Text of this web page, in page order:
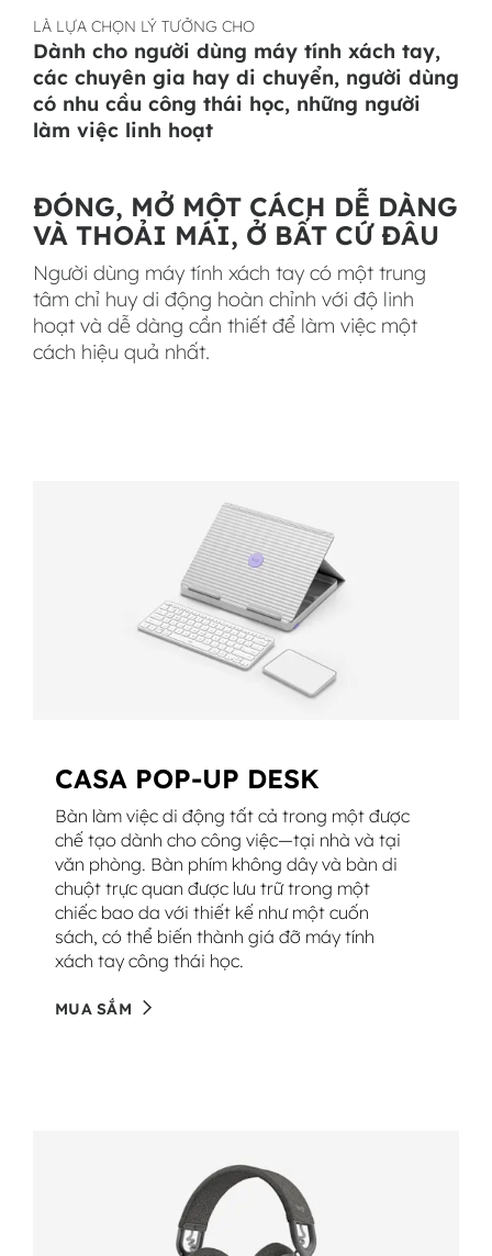
LÀ LỰA CHỌN LÝ TƯỞNG CHO
Dành cho người dùng máy tính xách tay,
các chuyên gia hay di chuyển, người dùng
có nhu cầu công thái học, những người
làm việc linh hoạt
ĐÓNG, MỞ MỘT CÁCH DỄ DÀNG
VÀ THOẢI MÁI, Ở BẤT CỨ ĐÂU
Người dùng máy tính xách tay có một trung
tâm chỉ huy di động hoàn chỉnh với độ linh
hoạt và dễ dàng cần thiết để làm việc một
cách hiệu quả nhất.
CASA POP-UP DESK
Bàn làm việc di động tất cả trong một được
chế tạo dành cho công việc—tại nhà và tại
văn phòng. Bàn phím không dây và bàn di
chuột trực quan được lưu trữ trong một
chiếc bao da với thiết kế như một cuốn
sách, có thể biến thành giá đỡ máy tính
xách tay công thái học.
MUA SẮM